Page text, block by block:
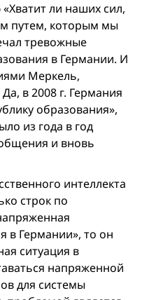
ли наших сил,
путем, которым мы
тревожные
в Германии. И
Меркель,
в 2008 г. Германия
образования»,
из года в год
и вновь
интеллекта
строк по
в Германии», то он
ситуация в
напряженной
для системы